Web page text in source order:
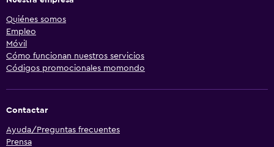
Quiénes somos
Empleo
Móvil
Cómo funcionan nuestros servicios
Códigos promocionales momondo
Contactar
Ayuda/Preguntas frecuentes
Prensa